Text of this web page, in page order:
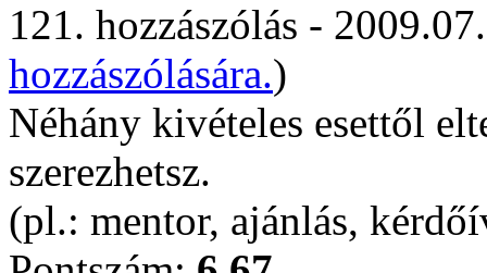
121. hozzászólás -
hozzászólására.)
Néhány kivételes esettől
szerezhetsz.
(pl.: mentor, ajánlás,